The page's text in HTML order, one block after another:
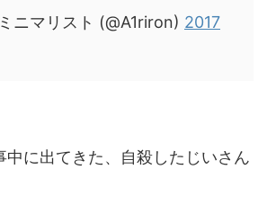
ニマリスト (@A1riron) 2017
中に出てきた、自殺したじいさん